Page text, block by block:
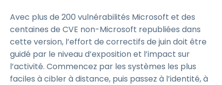
Avec plus de 200 vulnérabilités Microsoft et des
centaines de CVE non-Microsoft republiées dans
cette version, l’effort de correctifs de juin doit être
guidé par le niveau d’exposition et l’impact sur
l’activité. Commencez par les systèmes les plus
faciles à cibler à distance, puis passez à l’identité, à